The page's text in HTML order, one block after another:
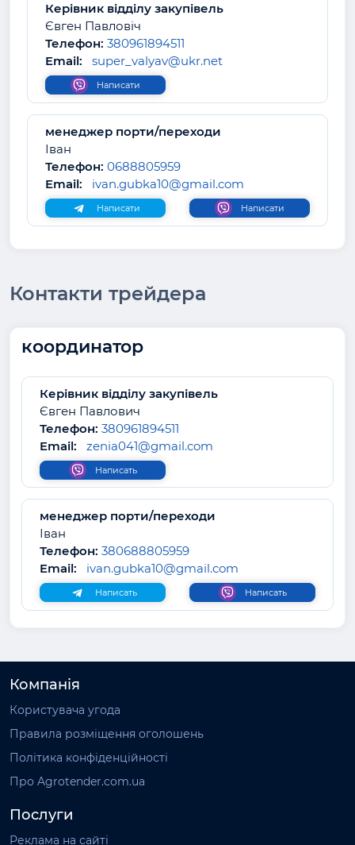
Керівник відділу закупівель
Євген Павловіч
Телефон: 380961894511
Email:
super_valyav@ukr.net
Написати
менеджер порти/переходи
Іван
Телефон: 0688805959
Email:
ivan.gubka10@gmail.com
Написати Написати
Контакти трейдера
координатор
Керівник відділу закупівель
Євген Павлович
Телефон: 380961894511
Email:
zenia041@gmail.com
Написать
менеджер порти/переходи
Іван
Телефон: 380688805959
Email:
ivan.gubka10@gmail.com
Написать Написать
Компанія
Користувача угода
Правила розміщення оголошень
Політика конфіденційності
Про Agrotender.com.ua
Послуги
Реклама на сайті